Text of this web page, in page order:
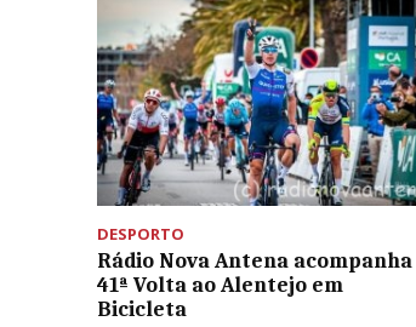
DESPORTO
Rádio Nova Antena acompanha
41ª Volta ao Alentejo em
Bicicleta